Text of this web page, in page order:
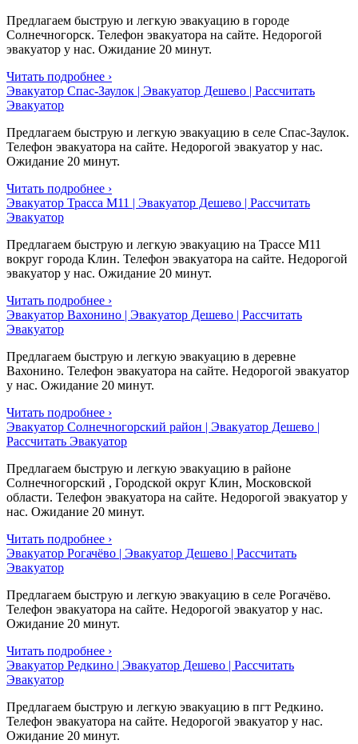
Предлагаем быструю и легкую эвакуацию в городе
Солнечногорск. Телефон эвакуатора на сайте. Недорогой
эвакуатор у нас. Ожидание 20 минут.
Читать подробнее ›
Эвакуатор Спас-Заулок | Эвакуатор Дешево | Рассчитать
Эвакуатор
Предлагаем быструю и легкую эвакуацию в селе Спас-Заулок.
Телефон эвакуатора на сайте. Недорогой эвакуатор у нас.
Ожидание 20 минут.
Читать подробнее ›
Эвакуатор Трасса М11 | Эвакуатор Дешево | Рассчитать
Эвакуатор
Предлагаем быструю и легкую эвакуацию на Трассе М11
вокруг города Клин. Телефон эвакуатора на сайте. Недорогой
эвакуатор у нас. Ожидание 20 минут.
Читать подробнее ›
Эвакуатор Вахонино | Эвакуатор Дешево | Рассчитать
Эвакуатор
Предлагаем быструю и легкую эвакуацию в деревне
Вахонино. Телефон эвакуатора на сайте. Недорогой эвакуатор
у нас. Ожидание 20 минут.
Читать подробнее ›
Эвакуатор Солнечногорский район | Эвакуатор Дешево |
Рассчитать Эвакуатор
Предлагаем быструю и легкую эвакуацию в районе
Солнечногорский , Городской округ Клин, Московской
области. Телефон эвакуатора на сайте. Недорогой эвакуатор у
нас. Ожидание 20 минут.
Читать подробнее ›
Эвакуатор Рогачёво | Эвакуатор Дешево | Рассчитать
Эвакуатор
Предлагаем быструю и легкую эвакуацию в селе Рогачёво.
Телефон эвакуатора на сайте. Недорогой эвакуатор у нас.
Ожидание 20 минут.
Читать подробнее ›
Эвакуатор Редкино | Эвакуатор Дешево | Рассчитать
Эвакуатор
Предлагаем быструю и легкую эвакуацию в пгт Редкино.
Телефон эвакуатора на сайте. Недорогой эвакуатор у нас.
Ожидание 20 минут.